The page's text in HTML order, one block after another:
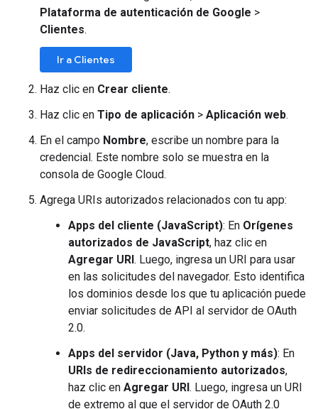
Plataforma de autenticación de Google >
Clientes.
Ir a Clientes
Haz clic en Crear cliente.
Haz clic en Tipo de aplicación > Aplicación web.
En el campo Nombre, escribe un nombre para la
credencial. Este nombre solo se muestra en la
consola de Google Cloud.
Agrega URIs autorizados relacionados con tu app:
Apps del cliente (JavaScript): En Orígenes
autorizados de JavaScript, haz clic en
Agregar URI. Luego, ingresa un URI para usar
en las solicitudes del navegador. Esto identifica
los dominios desde los que tu aplicación puede
enviar solicitudes de API al servidor de OAuth
2.0.
Apps del servidor (Java, Python y más): En
URIs de redireccionamiento autorizados,
haz clic en Agregar URI. Luego, ingresa un URI
de extremo al que el servidor de OAuth 2.0